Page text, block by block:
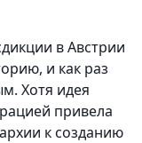
в Австрии
и как раз
Хотя идея
привела
к созданию